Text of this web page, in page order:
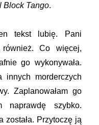
Block Tango.
tekst lubię. Pani
również. Co więcej,
go wykonywała.
morderczych
Zaplanowałam go
naprawdę szybko.
została. Przytoczę ją